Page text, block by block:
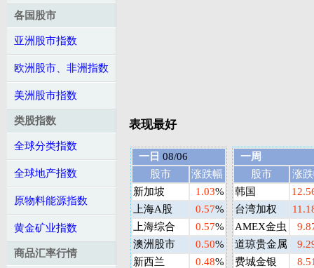
各国股市
亚洲股市指数
欧洲股市、非洲指数
美洲股市指数
类股指数
全球分类指数
全球地产指数
原物料能源指数
黄金矿业指数
商品汇率行情
表现最好
一日 08/06
股市
涨跌幅
新加坡
1.03%
上海A股
0.57%
上海综合
0.57%
澳洲股市
0.50%
新西兰
0.48%
一周
股市
涨
韩国
台湾加权
AMEX金虫
道琼贵金属
费城金银